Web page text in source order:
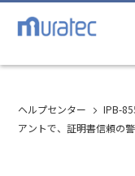
ヘルプセンター IPB-
アントで、証明書信頼の